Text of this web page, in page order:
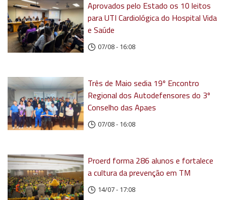
Aprovados pelo Estado os 10 leitos
para UTI Cardiológica do Hospital Vida
e Saúde
07/08 - 16:08
Três de Maio sedia 19º Encontro
Regional dos Autodefensores do 3º
Conselho das Apaes
07/08 - 16:08
Proerd forma 286 alunos e fortalece
a cultura da prevenção em TM
14/07 - 17:08